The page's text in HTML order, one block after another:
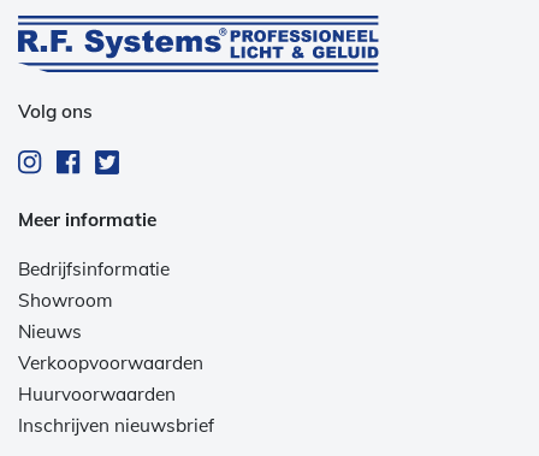
Volg ons
Meer informatie
Bedrijfsinformatie
Showroom
Nieuws
Verkoopvoorwaarden
Huurvoorwaarden
Inschrijven nieuwsbrief